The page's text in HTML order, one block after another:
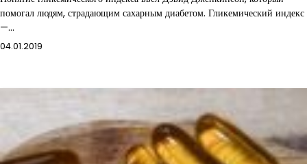
помогал людям, страдающим сахарным диабетом. Гликемический индекс
—…
04.01.2019